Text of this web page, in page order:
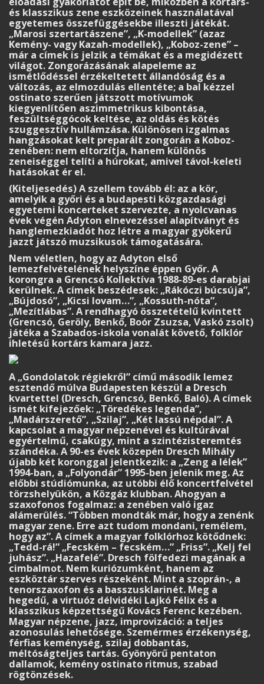
és klasszikus zene eszközeinek használatával
egyetemes összefüggésekbe illeszti játékát.
„Marosi szertartászene”, „K-modellek” (azaz
Kemény- vagy Kazah-modellek), „Koboz-zene” –
már a címek is jelzik a témákat és a megidézett
világot. Zongorázásának alapeleme az
ismétlődéssel érzékeltetett állandóság és a
változás, az elmozdulás ellentéte; a bal kézzel
ostinato szerűen játszott motívumok
kiegyenlítően aszimmetrikus kibontása,
feszültséggócok keltése, az oldás és kötés
szuggesztív hullámzása. Különösen izgalmas
hangzásokat kelt preparált zongorán a Koboz-
zenében: nem eltorzítja, hanem különös
zeneiséggel telíti a húrokat, amivel távol-keleti
hatásokat ér el.
(Kiteljesedés) A szellem tovább él: az a kör,
amelyik a győri és a budapesti közgazdasági
egyetemi koncerteket szervezte, a nyolcvanas
évek végén Adyton elnevezéssel alapítványt és
hanglemezkiadót hoz létre a magyar gyökerű
jazzt játszó muzsikusok támogatására.
Nem véletlen, hogy az Adyton első
lemezfelvételének helyszíne éppen Győr. A
korongra a Grencsó Kollektíva 1988-89-es darabjai
kerülnek. A címek beszédesek: „Rákóczi búcsúja”,
„Bújdosó”, „Kicsi lovam…”, „Kossuth-nóta”,
„Mezítlábas”. A rendhagyó összetételű kvintett
(Grencsó, Geröly, Benkő, Boór Zsuzsa, Vaskó zsolt)
játéka a Szabados-iskola vonalát követő, folklór
ihletésű kortárs kamara jazz.
A „Gondolatok régiekről” című második lemez
esztendő múlva Budapesten készül a Dresch
kvartettel (Dresch, Grencsó, Benkő, Baló). A címek
ismét kifejezőek: „Töredékes legenda”,
„Madárszerető”, „Szilaj”, „Két lassú népdal”. A
kapcsolat a magyar népzenével és kultúrával
egyértelmű, csakúgy, mint a szintézisteremtés
szándéka. A 90-es évek közepén Dresch Mihály
újabb két koronggal jelentkezik: a „Zeng a lélek”
1994-ban, a „Folyondár” 1995-ben jelenik meg. Az
előbbi stúdiómunka, az utóbbi élő koncertfelvétel
törzshelyükön, a Közgáz klubban. Ahogyan a
szaxofonos fogalmaz: a zenében való igaz
alámerülés. “Többen mondták már, hogy a zenénk
magyar zene. Erre azt tudom mondani, remélem,
hogy az”. A címek a magyar folklórhoz kötődnek:
„Tedd-rá!” „Fecském – fecském…” „Friss”. „Kelj fel
juhász”. „Hazafelé”. Dresch fölfedezi magának a
cimbalmot. Nem kuriózumként, hanem az
eszköztár szerves részeként. Mint a szoprán-, a
tenorszaxofon és a basszusklarinét. Meg a
hegedű, a virtuóz délvidéki Lajkó Félix és a
klasszikus képzettségű Kovács Ferenc kezében.
Magyar népzene, jazz, improvizáció: a teljes
azonosulás lehetősége. Szemérmes érzékenység,
férfias keménység, szilaj dobbantás,
méltóságteljes tartás. Gyönyörű pentaton
dallamok, kemény ostinato ritmus, szabad
rögtönzések.